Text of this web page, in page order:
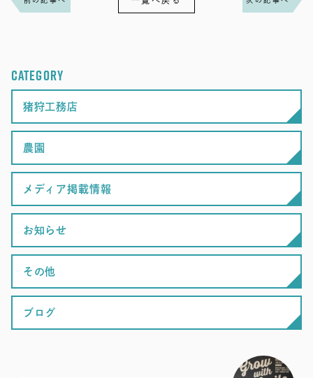
CATEGORY
猪狩工務店
農園
メディア掲載情報
お知らせ
その他
ブログ